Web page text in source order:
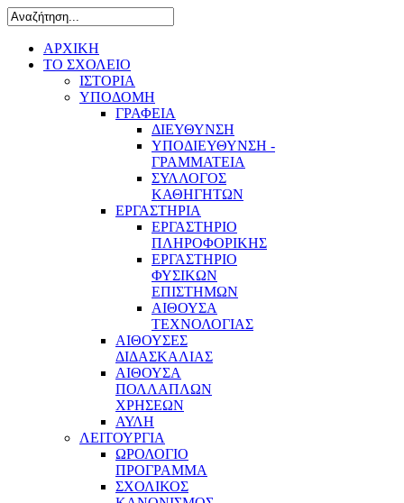
ΑΡΧΙΚΗ
ΤΟ ΣΧΟΛΕΙΟ
ΙΣΤΟΡΙΑ
ΥΠΟΔΟΜΗ
ΓΡΑΦΕΙΑ
ΔΙΕΥΘΥΝΣΗ
ΥΠΟΔΙΕΥΘΥΝΣΗ -
ΓΡΑΜΜΑΤΕΙΑ
ΣΥΛΛΟΓΟΣ
ΚΑΘΗΓΗΤΩΝ
ΕΡΓΑΣΤΗΡΙΑ
ΕΡΓΑΣΤΗΡΙΟ
ΠΛΗΡΟΦΟΡΙΚΗΣ
ΕΡΓΑΣΤΗΡΙΟ
ΦΥΣΙΚΩΝ
ΕΠΙΣΤΗΜΩΝ
ΑΙΘΟΥΣΑ
ΤΕΧΝΟΛΟΓΙΑΣ
ΑΙΘΟΥΣΕΣ
ΔΙΔΑΣΚΑΛΙΑΣ
ΑΙΘΟΥΣΑ
ΠΟΛΛΑΠΛΩΝ
ΧΡΗΣΕΩΝ
ΑΥΛΗ
ΛΕΙΤΟΥΡΓΙΑ
ΩΡΟΛΟΓΙΟ
ΠΡΟΓΡΑΜΜΑ
ΣΧΟΛΙΚΟΣ